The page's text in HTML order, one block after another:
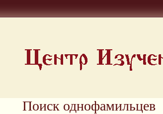
Поиск однофамильцев